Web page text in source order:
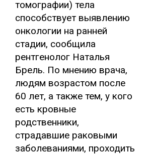
томографии) тела
способствует выявлению
онкологии на ранней
стадии, сообщила
рентгенолог Наталья
Брель. По мнению врача,
людям возрастом после
60 лет, а также тем, у кого
есть кровные
родственники,
страдавшие раковыми
заболеваниями, проходить